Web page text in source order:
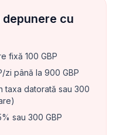
cu
fixă 100 GBP
zi până la 900 GBP
taxa datorată sau 300
sau 300 GBP